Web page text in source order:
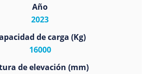
Año
2023
de carga (Kg)
16000
de elevación (mm)